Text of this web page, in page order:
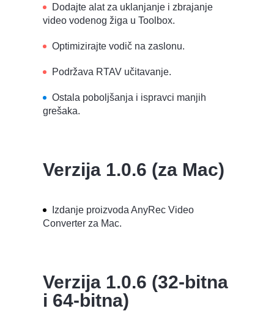
Dodajte alat za uklanjanje i zbrajanje
video vodenog žiga u Toolbox.
Optimizirajte vodič na zaslonu.
Podržava RTAV učitavanje.
Ostala poboljšanja i ispravci manjih
grešaka.
Verzija 1.0.6 (za Mac)
Izdanje proizvoda AnyRec Video
Converter za Mac.
Verzija 1.0.6 (32-bitna
i 64-bitna)